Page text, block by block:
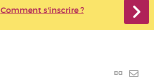
Comment s'inscrire ?
Lien